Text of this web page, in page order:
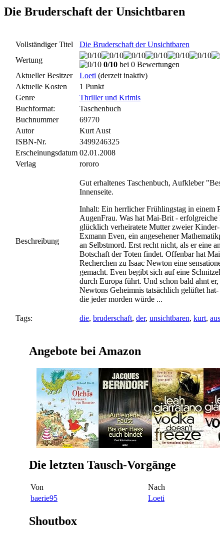
Die Bruderschaft der Unsichtbaren
Vollständiger Titel
Die Bruderschaft der Unsichtbaren
Wertung
0/10 bei 0 Bewertungen
Aktueller Besitzer
Loeti (derzeit inaktiv)
Aktuelle Kosten
1 Punkt
Genre
Thriller und Krimis
Buchformat:
Taschenbuch
Buchnummer
69770
Autor
Kurt Aust
ISBN-Nr.
3499246325
Erscheinungsdatum 02.01.2008
Verlag
rororo
Beschreibung
Gut erhaltenes Taschenbuch, Aufkleber
Innenseite.
Inhalt: Ein herrlicher Frühlingstag in einem
AugenFrau. Was hat Mai-Brit - erfolgreiche
glücklich verheiratete Mutter zweier Kinder-
Exmann Even, ein angesehener
an Selbstmord. Erst recht nicht, als er eine an
Botschaft der Toten findet. Offenbar hat
Recherchen zu Isaac Newton eine
gemacht. Even begibt sich auf eine
durch Europa führt. Und schon bald ahnt er,
Newtons Geheimnis tatsächlich gelüftet hat-
die jeder morden würde ...
Tags: die, bruderschaft, der, unsichtbaren, kurt, aust
Angebote bei Amazon
Die letzten Tausch-Vorgänge
Von
Nach
baerie95
Loeti
Shoutbox